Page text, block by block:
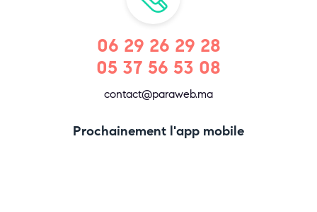
06 29 26 29 28
05 37 56 53 08
contact@paraweb.ma
Prochainement l'app mobile